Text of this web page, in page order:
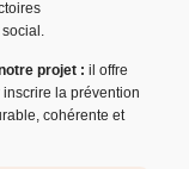
projet : il offre
la prévention
cohérente et